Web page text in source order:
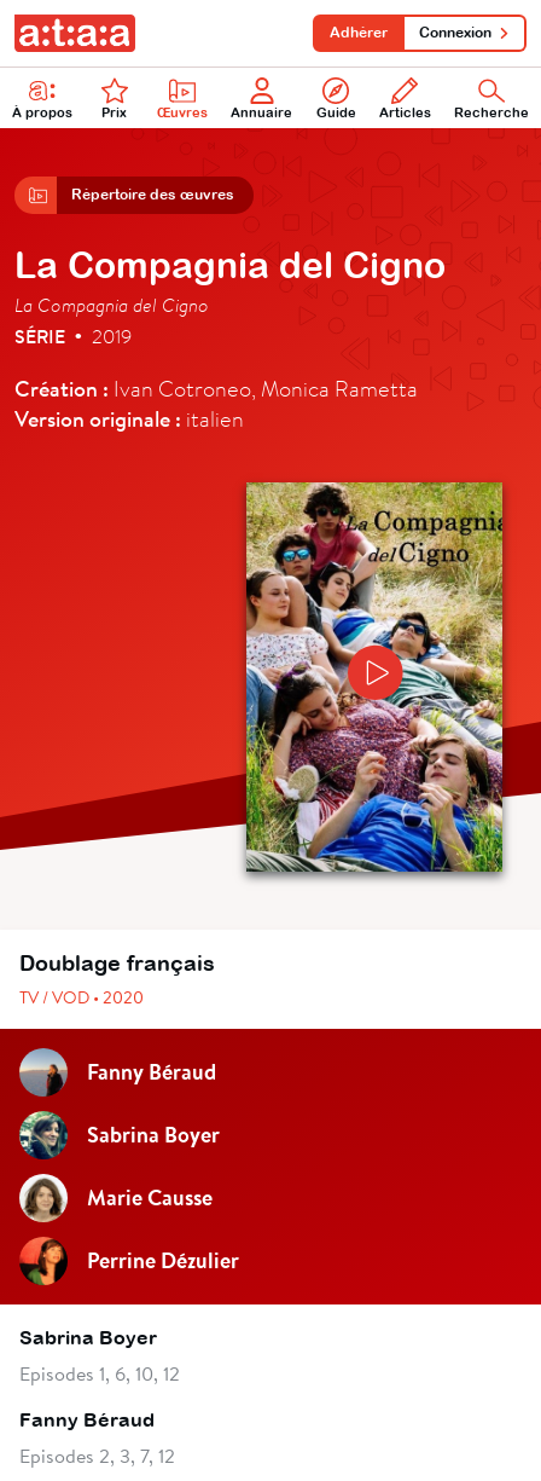
À propos Prix Œuvres Annuaire Guide Articles Recherche
Adhérer Connexion
Répertoire des œuvres
La Compagnia del Cigno
La Compagnia del Cigno
SÉRIE • 2019
Création : Ivan Cotroneo, Monica Rametta
Version originale : italien
Doublage français
TV / VOD • 2020
Fanny Béraud
Sabrina Boyer
Marie Causse
Perrine Dézulier
Sabrina Boyer
Episodes 1, 6, 10, 12
Fanny Béraud
Episodes 2, 3, 7, 12